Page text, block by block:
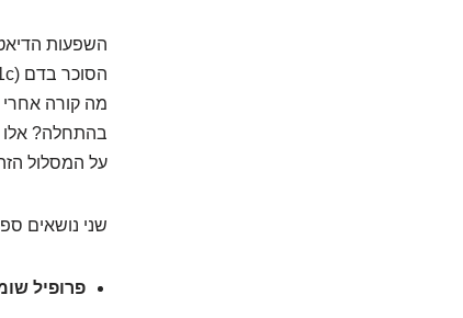
השפעות
מה קורה
בהתחלה? אלו
על המסלול
שני נושאים
פרופיל